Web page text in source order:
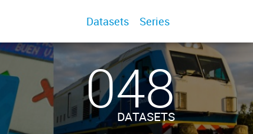
Datasets Series
048
DATASETS